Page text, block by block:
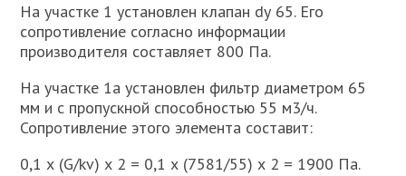
На участке 1 установлен клапан dу 65. Его
сопротивление согласно информации
производителя составляет 800 Па.
На участке 1а установлен фильтр диаметром 65
мм и с пропускной способностью 55 м3/ч.
Сопротивление этого элемента составит:
0,1 х (G/kv) х 2 = 0,1 х (7581/55) х 2 = 1900 Па.